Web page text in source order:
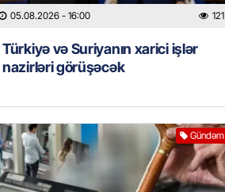
05.08.2026 - 16:00 121
Türkiyə və Suriyanın xarici işlər
nazirləri görüşəcək
Gündəm